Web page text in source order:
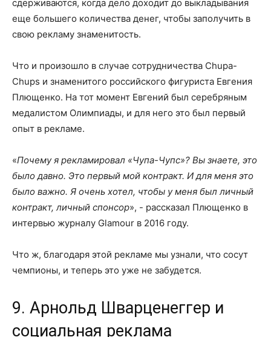
сдерживаются, когда дело доходит до выкладывания
еще большего количества денег, чтобы заполучить в
свою рекламу знаменитость.
Что и произошло в случае сотрудничества Chupa-
Chups и знаменитого российского фигуриста Евгения
Плющенко. На тот момент Евгений был серебряным
медалистом Олимпиады, и для него это был первый
опыт в рекламе.
«Почему я рекламировал «Чупа-Чупс»? Вы знаете, это
было давно. Это первый мой контракт. И для меня это
было важно. Я очень хотел, чтобы у меня был личный
контракт, личный спонсор», - рассказал Плющенко в
интервью журналу Glamour в 2016 году.
Что ж, благодаря этой рекламе мы узнали, что сосут
чемпионы, и теперь это уже не забудется.
9. Арнольд Шварценеггер и
социальная реклама